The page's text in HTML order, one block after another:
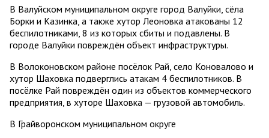
В Валуйском муниципальном округе город Валуйки, сёла
Борки и Казинка, а также хутор Леоновка атакованы 12
беспилотниками, 8 из которых сбиты и подавлены. В
городе Валуйки повреждён объект инфраструктуры.
В Волоконовском районе посёлок Рай, село Коновалово и
хутор Шаховка подверглись атакам 4 беспилотников. В
посёлке Рай повреждён один из объектов коммерческого
предприятия, в хуторе Шаховка — грузовой автомобиль.
В Грайворонском муниципальном округе